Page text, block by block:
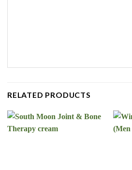
RELATED PRODUCTS